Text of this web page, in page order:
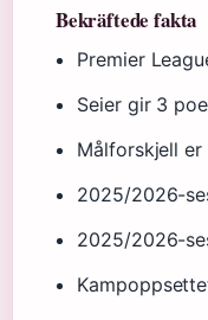
Bekräftede fakta
Premier
Seier gir 3
Målforskjell
2025/2026-
2025/2026-